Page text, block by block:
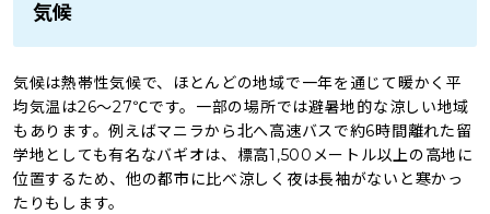
気候
気候は熱帯性気候で、ほとんどの地域で一年を通じて暖かく平
均気温は26～27℃です。一部の場所では避暑地的な涼しい地域
もあります。例えばマニラから北へ高速バスで約6時間離れた留
学地としても有名なバギオは、標高1,500メートル以上の高地に
位置するため、他の都市に比べ涼しく夜は長袖がないと寒かっ
たりもします。